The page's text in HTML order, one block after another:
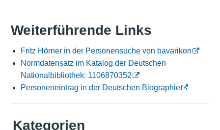
Weiterführende Links
Fritz Hörner in der Personensuche von bavarikon
Normdatensatz im Katalog der Deutschen
Nationalbibliothek: 1106870352
Personeneintrag in der Deutschen Biographie
Kategorien